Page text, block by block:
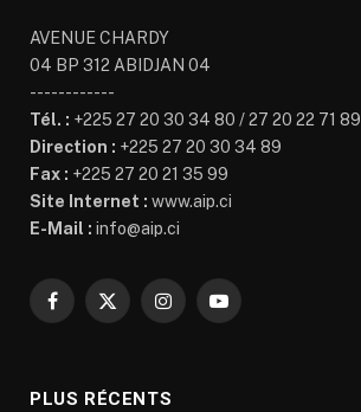
AVENUE CHARDY
04 BP 312 ABIDJAN 04
------------
Tél. : +225 27 20 30 34 80 / 27 20 22 71 89
Direction : +225 27 20 30 34 89
Fax : +225 27 20 21 35 99
Site Internet : www.aip.ci
E-Mail : info@aip.ci
Facebook
X
InstagramYouTube
PLUS RÉCENTS